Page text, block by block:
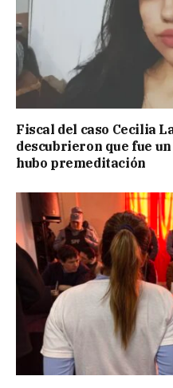
Fiscal del caso Cecilia
descubrieron que fue
hubo premeditación